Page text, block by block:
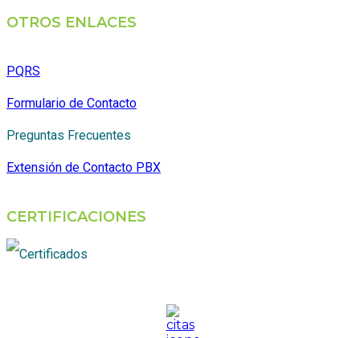
OTROS ENLACES
PQRS
Formulario de Contacto
Preguntas Frecuentes
Extensión de Contacto PBX
CERTIFICACIONES